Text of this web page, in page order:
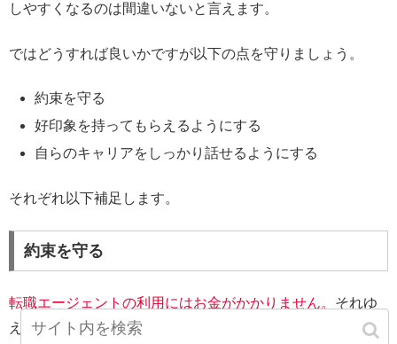
しやすくなるのは間違いないと言えます。
ではどうすれば良いかですが以下の点を守りましょう。
約束を守る
好印象を持ってもらえるようにする
自らのキャリアをしっかり話せるようにする
それぞれ以下補足します。
約束を守る
転職エージェントの利用にはお金がかかりません。 それゆ
えに、キャリアアドバイザーとの約束を反故にする転職希